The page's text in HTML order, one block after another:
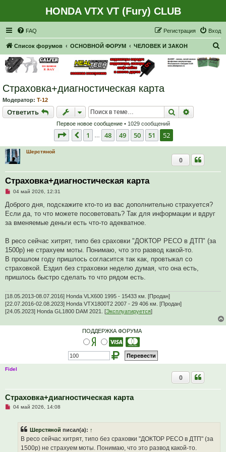
HONDA VTX VT (Fury) CLUB
FAQ Вход
Регистрация
Список форумов ОСНОВНОЙ ФОРУМ ЧЕЛОВЕК И ЗАКОН
Страховка+диагностическая карта
Модератор: T-12
Ответить
Ответить Поиск
Первое новое сообщение• 1029 сообщений
Страница 52из 52
Пред.
1 48 49 50 51 52
Шерстяной
Страховка+диагностическая карта
0
Н
п
о
ч
а
н
н
о
с
о
щ
е
н
и
04 май 2026, 12:31
Доброго дня, подскажите кто-то из вас дополнительно страхуется?
Если да, то что можете посоветовать? Так для информации и вдруг
за вменяемые деньги есть что-то адекватное.
В ресо сейчас хитрят, типо без сраховки "ДОКТОР РЕСО в ДТП" (за
1500р) не страхуем моты. Понимаю, что это развод какой-то.
В прошлом году пришлось согласится так как, провтыкал со
страховкой. Ездил без страховки неделю думая, что она есть,
пришлось быстро сделать то что рядом есть.
[18.05.2013-08.07.2016] Honda VLX600 1995 - 15433 км. [Продан]
[22.07.2016-02.08.2023] Honda VTX1800T2 2007 - 29 406 км. [Продан]
[24.05.2023] Honda GL1800 DAM 2021. [Эксплуатируется]
ПОДДЕРЖКА ФОРУМА
Fidel
Страховка+диагностическая карта
0
Н04 май 2026, 14:08
Шерстяной писал(а): ↑
В ресо сейчас хитрят, типо без сраховки "ДОКТОР РЕСО в ДТП" (за
1500р) не страхуем моты. Понимаю, что это развод какой-то.